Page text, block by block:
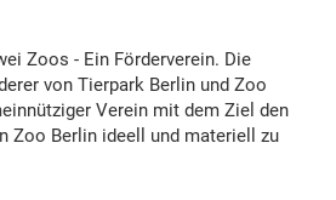
Zoos - Ein Förderverein. Die
von Tierpark Berlin und Zoo
Verein mit dem Ziel den
Zoo Berlin ideell und materiell zu